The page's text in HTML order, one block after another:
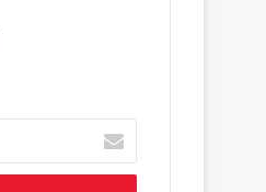
خ